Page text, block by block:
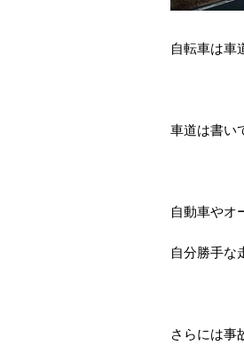
自転車は車
車道は書い
自動車やオ
自分勝手な
さらには事